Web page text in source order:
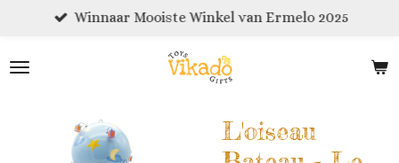
naar
Winnaar Mooiste Winkel van Ermelo 2025
L'oiseau